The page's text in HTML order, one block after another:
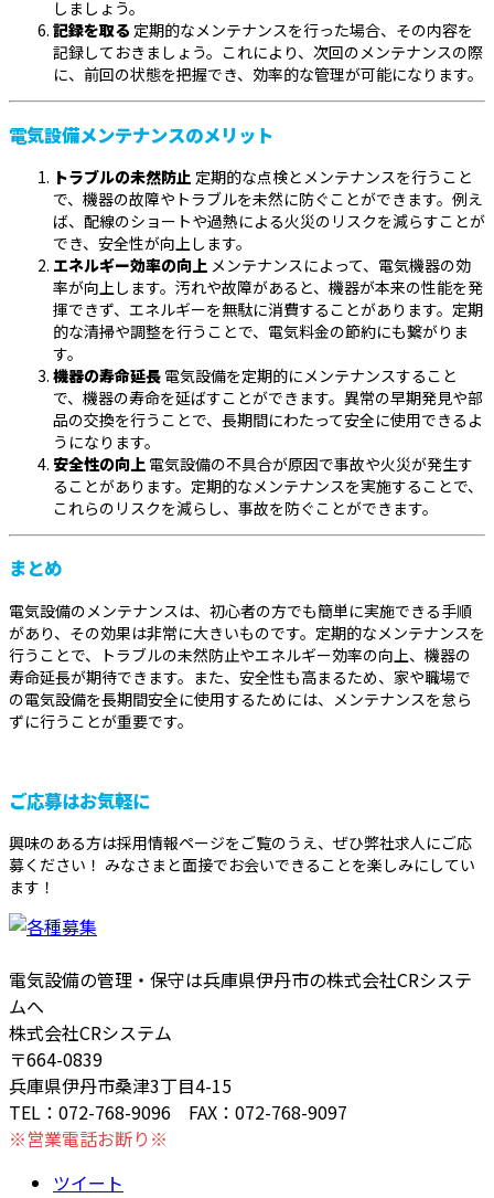
しましょう。
記録を取る 定期的なメンテナンスを行った場合、その内容を
記録しておきましょう。これにより、次回のメンテナンスの際
に、前回の状態を把握でき、効率的な管理が可能になります。
電気設備メンテナンスのメリット
トラブルの未然防止 定期的な点検とメンテナンスを行うこと
で、機器の故障やトラブルを未然に防ぐことができます。例え
ば、配線のショートや過熱による火災のリスクを減らすことが
でき、安全性が向上します。
エネルギー効率の向上 メンテナンスによって、電気機器の効
率が向上します。汚れや故障があると、機器が本来の性能を発
揮できず、エネルギーを無駄に消費することがあります。定期
的な清掃や調整を行うことで、電気料金の節約にも繋がりま
す。
機器の寿命延長 電気設備を定期的にメンテナンスすること
で、機器の寿命を延ばすことができます。異常の早期発見や部
品の交換を行うことで、長期間にわたって安全に使用できるよ
うになります。
安全性の向上 電気設備の不具合が原因で事故や火災が発生す
ることがあります。定期的なメンテナンスを実施することで、
これらのリスクを減らし、事故を防ぐことができます。
まとめ
電気設備のメンテナンスは、初心者の方でも簡単に実施できる手順
があり、その効果は非常に大きいものです。定期的なメンテナンスを
行うことで、トラブルの未然防止やエネルギー効率の向上、機器の
寿命延長が期待できます。また、安全性も高まるため、家や職場で
の電気設備を長期間安全に使用するためには、メンテナンスを怠ら
ずに行うことが重要です。
ご応募はお気軽に
興味のある方は採用情報ページをご覧のうえ、ぜひ弊社求人にご応
募ください！ みなさまと面接でお会いできることを楽しみにしてい
ます！
電気設備の管理・保守は兵庫県伊丹市の株式会社CRシステ
ムへ
株式会社CRシステム
〒664-0839
兵庫県伊丹市桑津3丁目4-15
TEL：072-768-9096 FAX：072-768-9097
※営業電話お断り※
ツイート